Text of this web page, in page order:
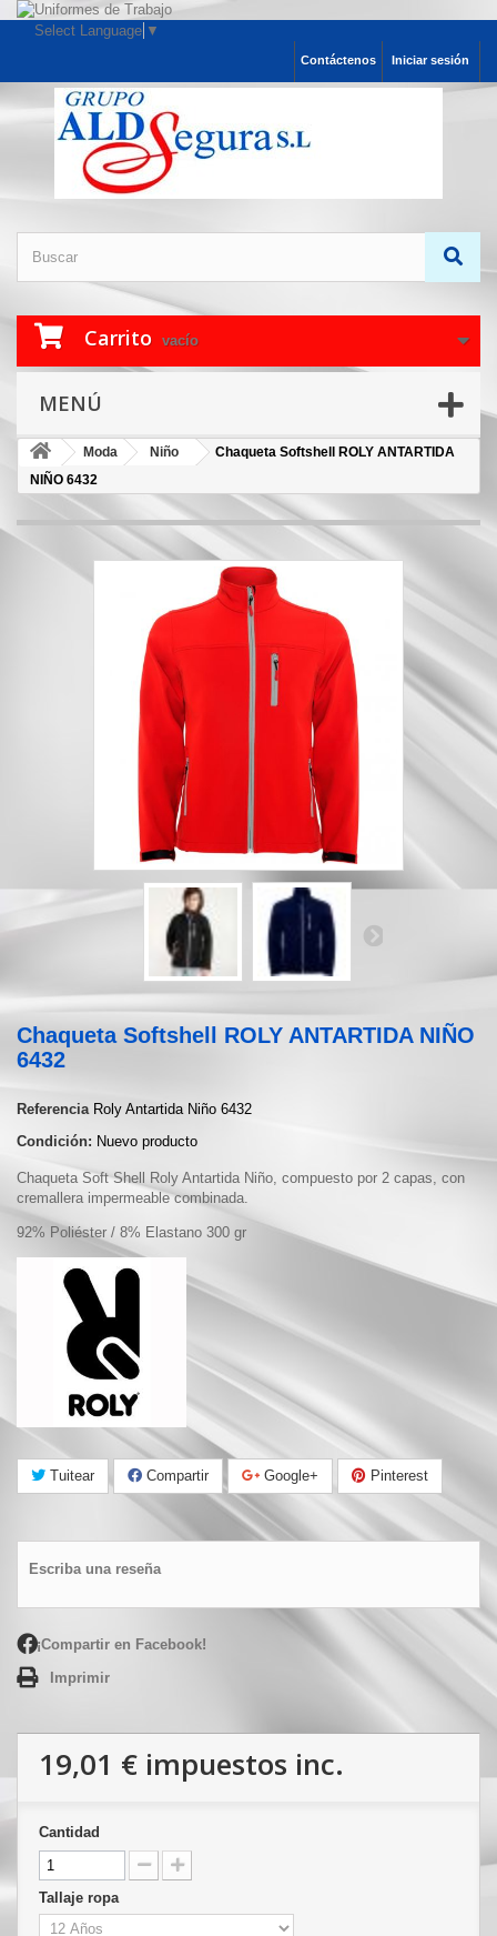
Select Language ▼
Iniciar sesión
Contáctenos
Carrito vacío
MENÚ
Moda Niño
Chaqueta Softshell ROLY ANTARTIDA
NIÑO 6432
Chaqueta Softshell ROLY ANTARTIDA NIÑO
6432
Referencia Roly Antartida Niño 6432
Condición: Nuevo producto
Chaqueta Soft Shell Roly Antartida Niño, compuesto por 2 capas, con
cremallera impermeable combinada.
92% Poliéster / 8% Elastano 300 gr
Tuitear Compartir Google+ Pinterest
Escriba una reseña
¡Compartir en Facebook!
Imprimir
19,01 € impuestos inc.
Cantidad
Tallaje ropa